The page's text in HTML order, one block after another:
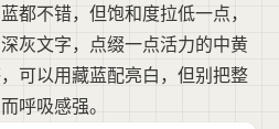
都不错，但饱和度拉低一点，
灰文字，点缀一点活力的中黄
可以用藏蓝配亮白，但别把整
呼吸感强。